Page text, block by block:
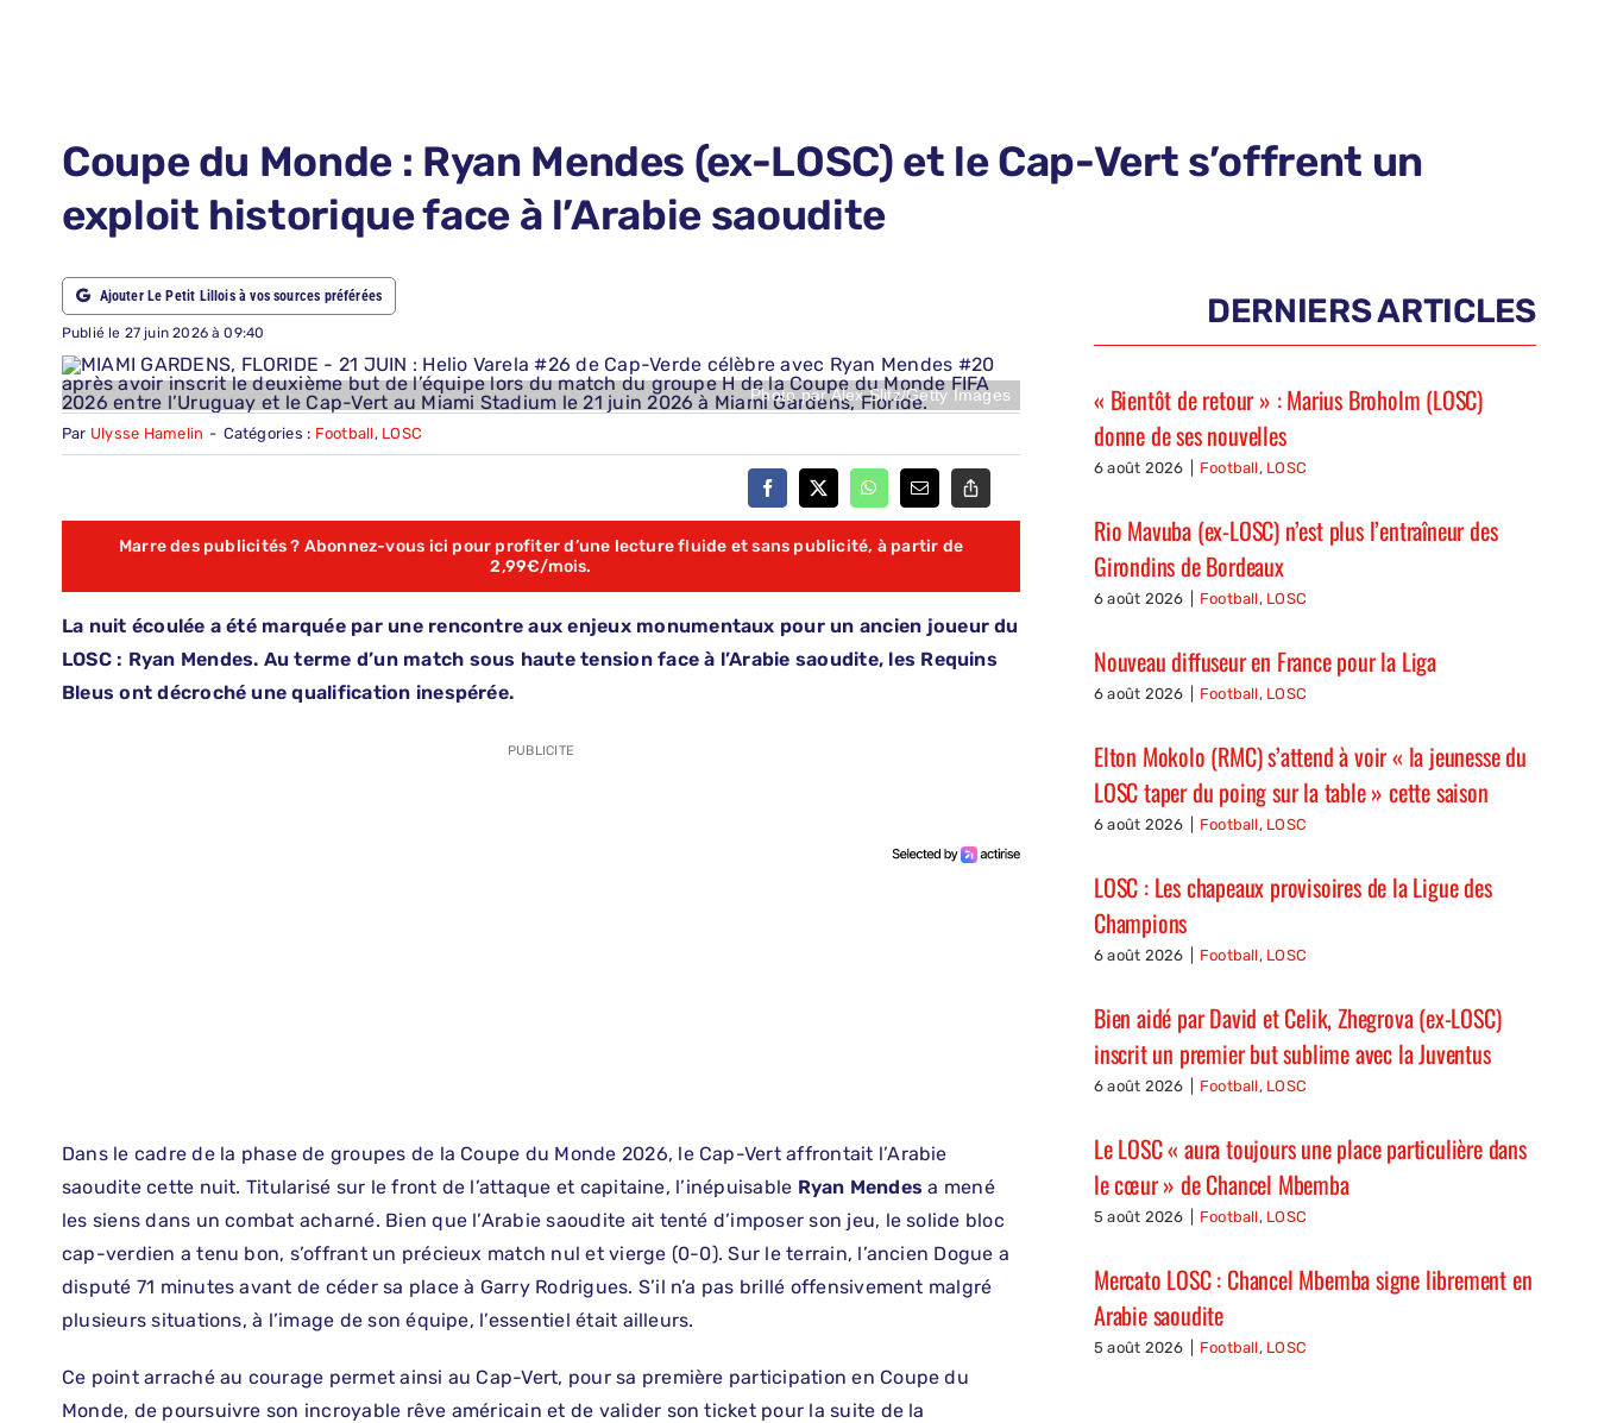
Coupe du Monde : Ryan Mendes (ex-LOSC) et le Cap-Vert s’offrent un
exploit historique face à l’Arabie saoudite
Ajouter Le Petit Lillois à vos sources préférées
Publié le 27 juin 2026 à 09:40
Photo par Alex Slitz/Getty Images
Par Ulysse Hamelin - Catégories : Football, LOSC
Marre des publicités ? Abonnez-vous ici pour profiter d’une lecture fluide et sans publicité, à partir de
2,99€/mois.
La nuit écoulée a été marquée par une rencontre aux enjeux monumentaux pour un ancien joueur du
LOSC : Ryan Mendes. Au terme d’un match sous haute tension face à l’Arabie saoudite, les Requins
Bleus ont décroché une qualification inespérée.
PUBLICITE
Dans le cadre de la phase de groupes de la Coupe du Monde 2026, le Cap-Vert affrontait l’Arabie
saoudite cette nuit. Titularisé sur le front de l’attaque et capitaine, l’inépuisable Ryan Mendes a mené
les siens dans un combat acharné. Bien que l’Arabie saoudite ait tenté d’imposer son jeu, le solide bloc
cap-verdien a tenu bon, s’offrant un précieux match nul et vierge (0-0). Sur le terrain, l’ancien Dogue a
disputé 71 minutes avant de céder sa place à Garry Rodrigues. S’il n’a pas brillé offensivement malgré
plusieurs situations, à l’image de son équipe, l’essentiel était ailleurs.
Ce point arraché au courage permet ainsi au Cap-Vert, pour sa première participation en Coupe du
Monde, de poursuivre son incroyable rêve américain et de valider son ticket pour la suite de la
DERNIERS ARTICLES
« Bientôt de retour » : Marius Broholm (LOSC)
donne de ses nouvelles
6 août 2026 Football, LOSC
Rio Mavuba (ex-LOSC) n’est plus l’entraîneur des
Girondins de Bordeaux
6 août 2026 Football, LOSC
Nouveau diffuseur en France pour la Liga
6 août 2026 Football, LOSC
Elton Mokolo (RMC) s’attend à voir « la jeunesse du
LOSC taper du poing sur la table » cette saison
6 août 2026 Football, LOSC
LOSC : Les chapeaux provisoires de la Ligue des
Champions
6 août 2026 Football, LOSC
Bien aidé par David et Celik, Zhegrova (ex-LOSC)
inscrit un premier but sublime avec la Juventus
6 août 2026 Football, LOSC
Le LOSC « aura toujours une place particulière dans
le cœur » de Chancel Mbemba
5 août 2026 Football, LOSC
Mercato LOSC : Chancel Mbemba signe librement en
Arabie saoudite
5 août 2026 Football, LOSC